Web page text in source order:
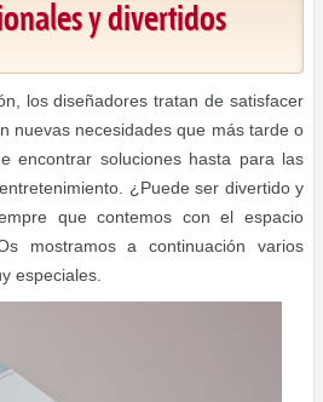
y divertidos
los diseñadores tratan de satisfacer
nuevas necesidades que más tarde o
encontrar soluciones hasta para las
¿Puede ser divertido y
que contemos con el espacio
mostramos a continuación varios
especiales.